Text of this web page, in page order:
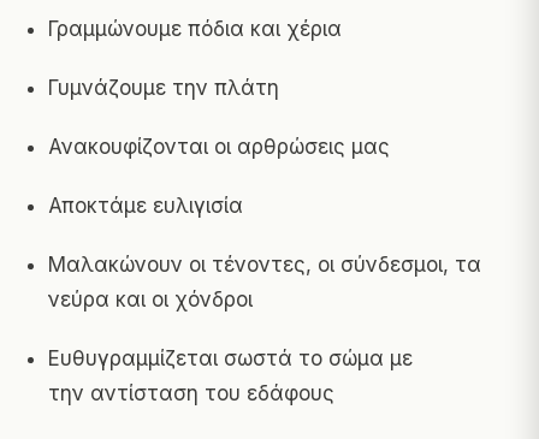
Γραμμώνουμε πόδια και χέρια
Γυμνάζουμε την πλάτη
Ανακουφίζονται οι αρθρώσεις μας
Αποκτάμε ευλιγισία
Μαλακώνουν οι τένοντες, οι σύνδεσμοι, τα
νεύρα και οι χόνδροι
Ευθυγραμμίζεται σωστά το σώμα με
την αντίσταση του εδάφους